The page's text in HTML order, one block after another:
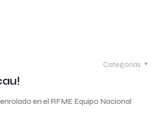
Categorias
en el RFME Equipo Nacional